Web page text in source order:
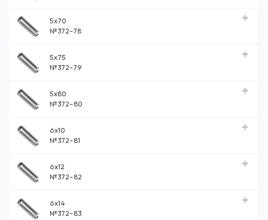
5x70
№372-78
5x75
№372-79
5x80
№372-80
6x10
№372-81
6x12
№372-82
6x14
№372-83